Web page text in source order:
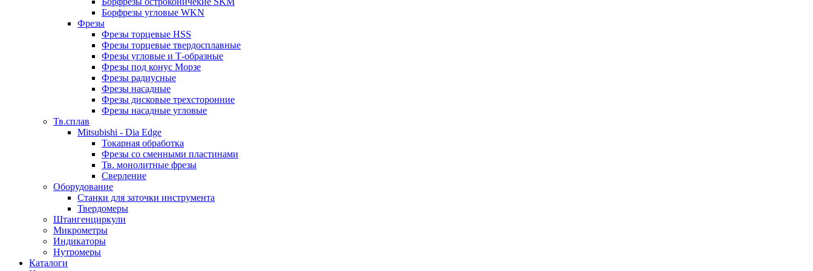
Борфрезы угловые WKN
Фрезы
Фрезы торцевые HSS
Фрезы торцевые твердосплавные
Фрезы угловые и Т-образные
Фрезы под конус Морзе
Фрезы радиусные
Фрезы насадные
Фрезы дисковые трехсторонние
Фрезы насадные угловые
Тв.сплав
Mitsubishi - Dia Edge
Токарная обработка
Фрезы со сменными пластинами
Тв. монолитные фрезы
Сверление
Оборудование
Станки для заточки инструмента
Твердомеры
Штангенциркули
Микрометры
Индикаторы
Нутромеры
Каталоги